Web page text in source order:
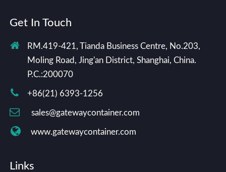
Get In Touch
RM.419-421, Tianda Business Centre, No.203,
Moling Road, Jing'an District, Shanghai, China.
P.C.:200070
+86(21) 6393-1256
sales@gatewaycontainer.com
www.gatewaycontainer.com
Links